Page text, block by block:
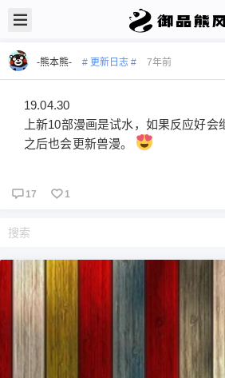
-熊本熊- # 更新日志 # 7年前
19.04.30
上新10部漫画是试水，如果反应好会
之后也会更新兽漫。
17 1